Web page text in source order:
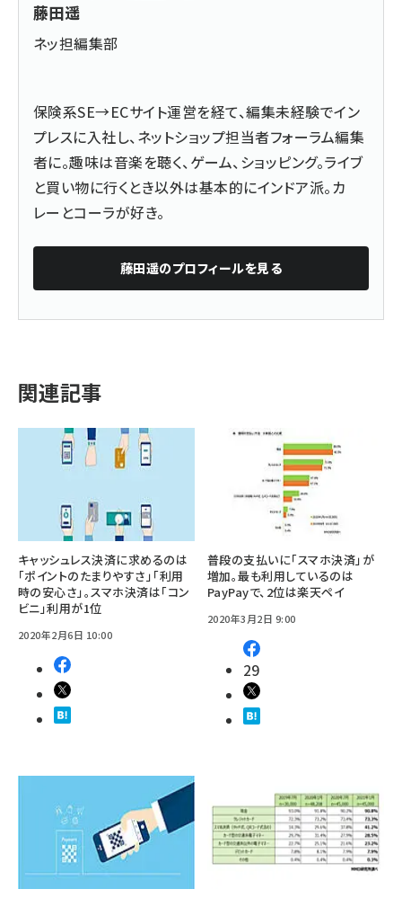
藤田遥
ネッ担編集部
保険系SE→ECサイト運営を経て、編集未経験でイン
プレスに入社し、ネットショップ担当者フォーラム編集
者に。趣味は音楽を聴く、ゲーム、ショッピング。ライブ
と買い物に行くとき以外は基本的にインドア派。カ
レーとコーラが好き。
藤田遥のプロフィールを見る
関連記事
キャッシュレス決済に求めるのは
「ポイントのたまりやすさ」「利用
時の安心さ」。スマホ決済は「コン
ビニ」利用が1位
2020年2月6日 10:00
普段の支払いに「スマホ決済」が
増加。最も利用しているのは
PayPayで、2位は楽天ペイ
2020年3月2日 9:00
29